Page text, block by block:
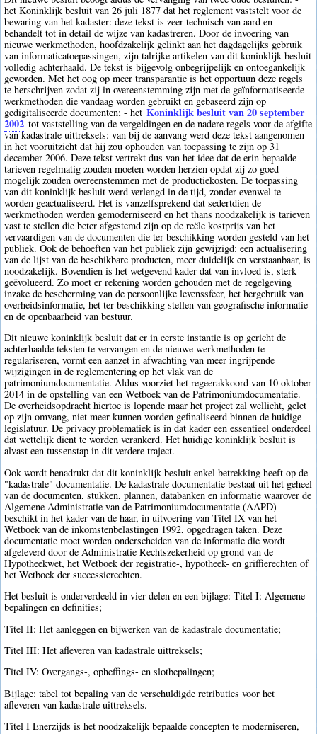
het Koninklijk besluit van 26 juli 1877 dat het reglement vaststelt voor de
bewaring van het kadaster: deze tekst is zeer technisch van aard en
behandelt tot in detail de wijze van kadastreren. Door de invoering van
nieuwe werkmethoden, hoofdzakelijk gelinkt aan het dagdagelijks gebruik
van informaticatoepassingen, zijn talrijke artikelen van dit koninklijk besluit
volledig achterhaald. De tekst is bijgevolg onbegrijpelijk en ontoegankelijk
geworden. Met het oog op meer transparantie is het opportuun deze regels
te herschrijven zodat zij in overeenstemming zijn met de geïnformatiseerde
werkmethoden die vandaag worden gebruikt en gebaseerd zijn op
gedigitaliseerde documenten; - het Koninklijk besluit van 20 september
2002 tot vaststelling van de vergeldingen en de nadere regels voor de afgifte
van kadastrale uittreksels: van bij de aanvang werd deze tekst aangenomen
in het vooruitzicht dat hij zou ophouden van toepassing te zijn op 31
december 2006. Deze tekst vertrekt dus van het idee dat de erin bepaalde
tarieven regelmatig zouden moeten worden herzien opdat zij zo goed
mogelijk zouden overeenstemmen met de productiekosten. De toepassing
van dit koninklijk besluit werd verlengd in de tijd, zonder evenwel te
worden geactualiseerd. Het is vanzelfsprekend dat sedertdien de
werkmethoden werden gemoderniseerd en het thans noodzakelijk is tarieven
vast te stellen die beter afgestemd zijn op de reële kostprijs van het
vervaardigen van de documenten die ter beschikking worden gesteld van het
publiek. Ook de behoeften van het publiek zijn gewijzigd: een actualisering
van de lijst van de beschikbare producten, meer duidelijk en verstaanbaar, is
noodzakelijk. Bovendien is het wetgevend kader dat van invloed is, sterk
geëvolueerd. Zo moet er rekening worden gehouden met de regelgeving
inzake de bescherming van de persoonlijke levenssfeer, het hergebruik van
overheidsinformatie, het ter beschikking stellen van geografische informatie
en de openbaarheid van bestuur.
Dit nieuwe koninklijk besluit dat er in eerste instantie is op gericht de
achterhaalde teksten te vervangen en de nieuwe werkmethoden te
regulariseren, vormt een aanzet in afwachting van meer ingrijpende
wijzigingen in de reglementering op het vlak van de
patrimoniumdocumentatie. Aldus voorziet het regeerakkoord van 10 oktober
2014 in de opstelling van een Wetboek van de Patrimoniumdocumentatie.
De overheidsopdracht hiertoe is lopende maar het project zal wellicht, gelet
op zijn omvang, niet meer kunnen worden gefinaliseerd binnen de huidige
legislatuur. De privacy problematiek is in dat kader een essentieel onderdeel
dat wettelijk dient te worden verankerd. Het huidige koninklijk besluit is
alvast een tussenstap in dit verdere traject.
Ook wordt benadrukt dat dit koninklijk besluit enkel betrekking heeft op de
"kadastrale" documentatie. De kadastrale documentatie bestaat uit het geheel
van de documenten, stukken, plannen, databanken en informatie waarover de
Algemene Administratie van de Patrimoniumdocumentatie (AAPD)
beschikt in het kader van de haar, in uitvoering van Titel IX van het
Wetboek van de inkomstenbelastingen 1992, opgedragen taken. Deze
documentatie moet worden onderscheiden van de informatie die wordt
afgeleverd door de Administratie Rechtszekerheid op grond van de
Hypotheekwet, het Wetboek der registratie-, hypotheek- en griffierechten of
het Wetboek der successierechten.
Het besluit is onderverdeeld in vier delen en een bijlage: Titel I: Algemene
bepalingen en definities;
Titel II: Het aanleggen en bijwerken van de kadastrale documentatie;
Titel III: Het afleveren van kadastrale uittreksels;
Titel IV: Overgangs-, opheffings- en slotbepalingen;
Bijlage: tabel tot bepaling van de verschuldigde retributies voor het
afleveren van kadastrale uittreksels.
Titel I Enerzijds is het noodzakelijk bepaalde concepten te moderniseren,